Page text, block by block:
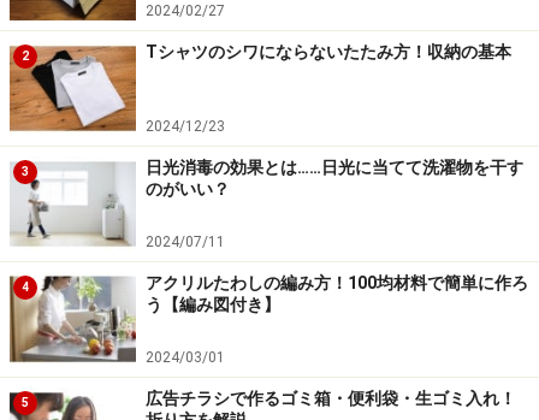
排出しやすくする！
※記事内容は執筆時点のものです。最新の内容をご確認くださ
い。
【編集部おすすめの購入サイト】
楽天市場で人気の家事用品をチェック！
2024/02/27
2 Tシャツのシワにならないたたみ方！収納の基本
2024/12/23
3
日光消毒の効果とは……日光に当てて洗濯物を干す
のがいい？
2024/07/11
4
アクリルたわしの編み方！100均材料で簡単に作ろ
う【編み図付き】
2024/03/01
5
広告チラシで作るゴミ箱・便利袋・生ゴミ入れ！